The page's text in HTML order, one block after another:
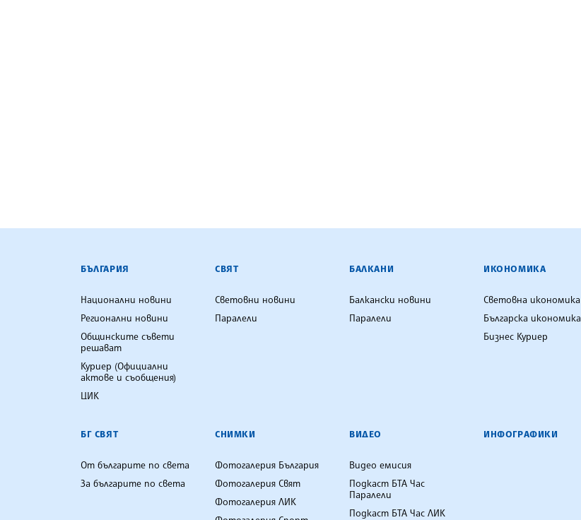
БЪЛГАРСКА ТЕЛЕГРАФНА АГЕНЦИЯ
БЪЛГАРИЯ
Национални новини
Регионални новини
Общинските съвети
решават
Куриер (Официални
актове и съобщения)
ЦИК
СВЯТ
Световни новини
Паралели
БАЛКАНИ
Балкански новини
Паралели
ИКОНОМИКА
Световна икономика
Българска икономика
Бизнес Куриер
БГ СВЯТ
От българите по света
За българите по света
СНИМКИ
Фотогалерия България
Фотогалерия Свят
Фотогалерия ЛИК
ВИДЕО
Видео емисия
Подкаст БТА Час
Паралели
Подкаст БТА Час ЛИК
ИНФОГРАФИКИ